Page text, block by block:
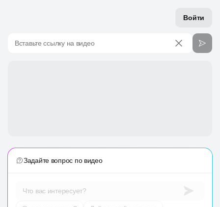
Войти
Вставьте ссылку на видео
Задайте вопрос по видео
Что вас интересует?